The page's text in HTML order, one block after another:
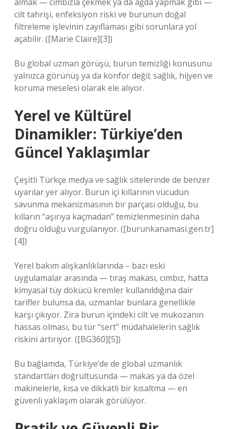
cilt tahrişi, enfeksiyon riski ve burunun doğal
filtreleme işlevinin zayıflaması gibi sorunlara yol
açabilir. ([Marie Claire][3])
Bu global uzman görüşü, burun temizliği konusunu
yalnızca görünüş ya da konfor değil; sağlık, hijyen ve
koruma meselesi olarak ele alıyor.
Yerel ve Kültürel
Dinamikler: Türkiye’den
Güncel Yaklaşımlar
Çeşitli Türkçe medya ve sağlık sitelerinde de benzer
uyarılar yer alıyor. Burun içi kıllarının vücudun
savunma mekanizmasının bir parçası olduğu, bu
kılların “aşırıya kaçmadan” temizlenmesinin daha
doğru olduğu vurgulanıyor. ([burunkanamasi.gen.tr]
[4])
Yerel bakım alışkanlıklarında – bazı eski
uygulamalar arasında — tıraş makası, cımbız, hatta
kimyasal tüy dökücü kremler kullanıldığına dair
tarifler bulunsa da, uzmanlar bunlara genellikle
karşı çıkıyor. Zira burun içindeki cilt ve mukozanın
hassas olması, bu tür “sert” müdahalelerin sağlık
riskini artırıyor. ([BG360][5])
Bu bağlamda, Türkiye’de de global uzmanlık
standartları doğrultusunda — makas ya da özel
makinelerle, kısa ve dikkatli bir kısaltma — en
güvenli yaklaşım olarak görülüyor.